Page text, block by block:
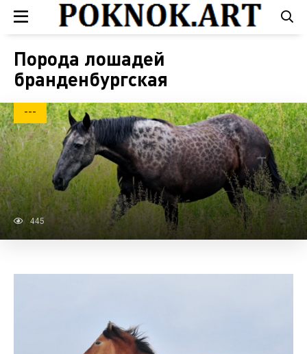
Порода лошадей
бранденбургская
---
445